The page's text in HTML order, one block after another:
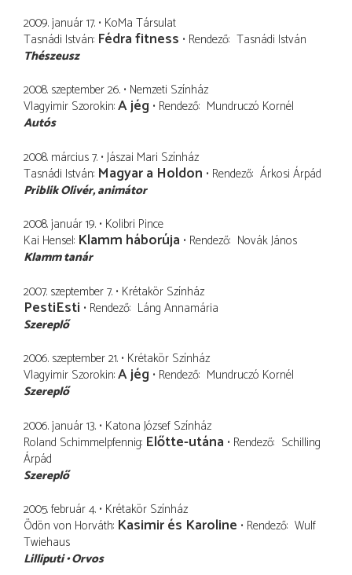
2009. január 17. KoMa Társulat
Tasnádi István Fédra fitness Rendező Tasnádi István
Thészeusz
2008. szeptember 26. Nemzeti Színház
Vlagyimir Szorokin A jég Rendező Mundruczó Kornél
Autós
2008. március 7. Jászai Mari Színház
Tasnádi István Magyar a Holdon Rendező Árkosi Árpád
Priblik Olivér animátor
2008. január 19. Kolibri Pince
Kai Hensel Klamm háborúja Rendező Novák János
Klamm tanár
2007. szeptember 7. Krétakör Színház
PestiEsti Rendező Láng Annamária
Szereplő
2006. szeptember 21. Krétakör Színház
Vlagyimir Szorokin A jég Rendező Mundruczó Kornél
Szereplő
2006. január 13. Katona József Színház
Roland Schimmelpfennig Előtte-utána Rendező Schilling
Árpád
Szereplő
2005. február 4. Krétakör Színház
Ödön von Horváth Kasimir és Karoline Rendező Wulf
Twiehaus
Lilliputi Orvos